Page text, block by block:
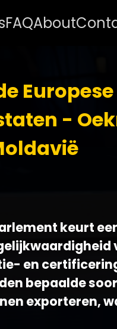
FAQAbout
-
keurt
en
bepaalde
exporteren,